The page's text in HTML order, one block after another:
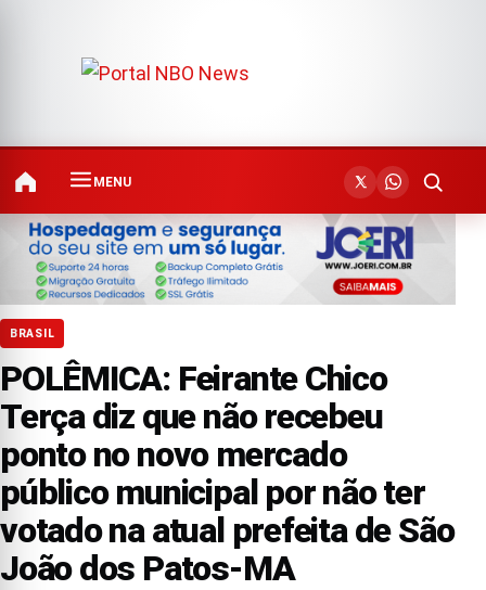
MENU
BRASIL
POLÊMICA: Feirante Chico
Terça diz que não recebeu
ponto no novo mercado
público municipal por não ter
votado na atual prefeita de São
João dos Patos-MA